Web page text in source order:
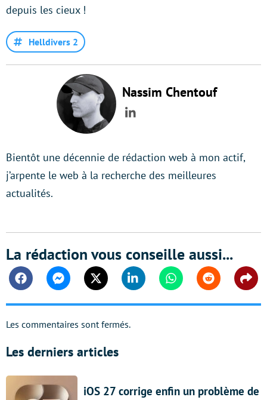
depuis les cieux !
Helldivers 2
Nassim Chentouf
LinkedIn
Bientôt une décennie de rédaction web à mon actif,
j’arpente le web à la recherche des meilleures
actualités.
La rédaction vous conseille aussi...
FacebookMessengerTwitter Linkedin WhatsappReddit
Les commentaires sont fermés.
Les derniers articles
iOS 27 corrige enfin un problème de